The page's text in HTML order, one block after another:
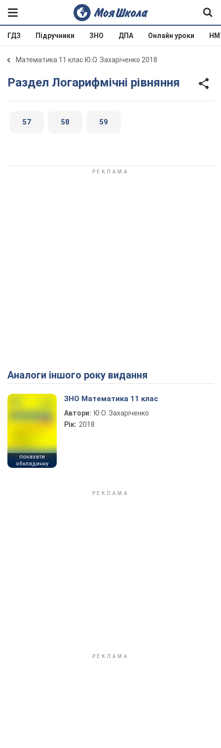
ГДЗ Підручники ЗНО ДПА Онлайн уроки
Математика 11 клас Ю.О. Захаріченко 2018
Раздел Логарифмічні рівняння
57 58 59
Аналоги іншого року видання
показати
обкладинку
ЗНО Математика 11 клас
Автори: Ю.О. Захаріченко
Рік: 2018